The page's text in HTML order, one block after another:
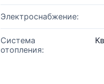
Электроснабжение:
Система
отопления: